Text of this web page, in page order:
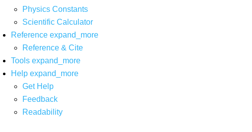
Physics Constants
Scientific Calculator
Reference expand_more
Reference & Cite
Tools expand_more
Help expand_more
Get Help
Feedback
Readability